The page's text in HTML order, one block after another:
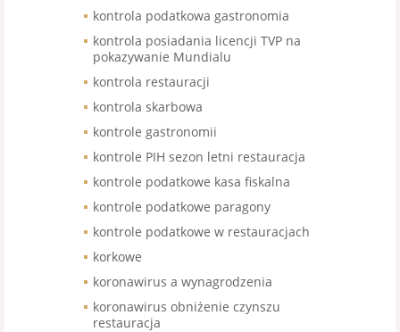
kontrola podatkowa gastronomia
kontrola posiadania licencji TVP na
pokazywanie Mundialu
kontrola restauracji
kontrola skarbowa
kontrole gastronomii
kontrole PIH sezon letni restauracja
kontrole podatkowe kasa fiskalna
kontrole podatkowe paragony
kontrole podatkowe w restauracjach
korkowe
koronawirus a wynagrodzenia
koronawirus obniżenie czynszu
restauracja